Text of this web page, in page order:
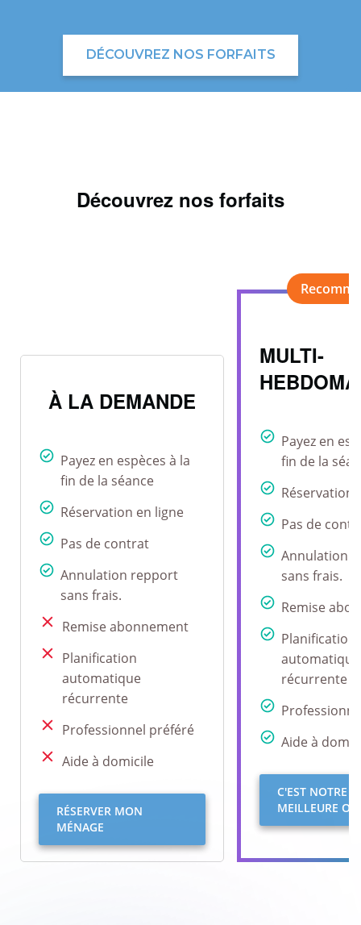
DÉCOUVREZ NOS FORFAITS
Découvrez nos forfaits
MULTI-
Payez en
fin de la
Réservation
Pas de
Annulation
sans frais.
Remise
Planification
automatique
récurrente
Aide à
C'EST NOTRE
MEILLEURE
À LA DEMANDE
Payez en espèces à la
fin de la séance
Réservation en ligne
Pas de contrat
Annulation repport
sans frais.
Remise abonnement
Planification
automatique
récurrente
Professionnel préféré
Aide à domicile
RÉSERVER MON
MÉNAGE